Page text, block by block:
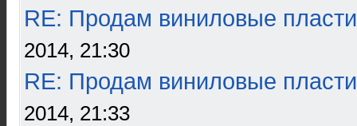
RE: Продам виниловые
2014, 21:30
RE: Продам виниловые
2014, 21:33